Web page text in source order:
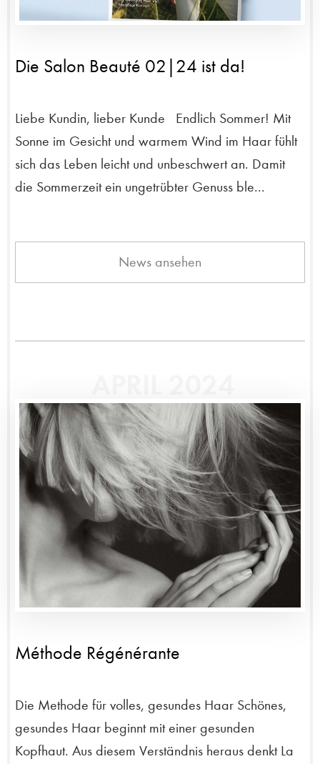
Die Salon Beauté 02|24 ist da!
Liebe Kundin, lieber Kunde Endlich Sommer! Mit
Sonne im Gesicht und warmem Wind im Haar fühlt
sich das Leben leicht und unbeschwert an. Damit
die Sommerzeit ein ungetrübter Genuss ble...
News ansehen
Méthode Régénérante
Die Methode für volles, gesundes Haar Schönes,
gesundes Haar beginnt mit einer gesunden
Kopfhaut. Aus diesem Verständnis heraus denkt La